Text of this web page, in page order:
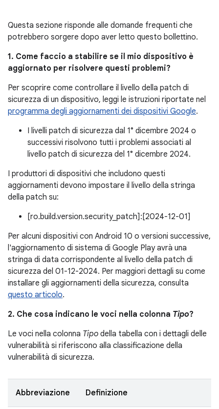
Questa sezione risponde alle domande frequenti che
potrebbero sorgere dopo aver letto questo bollettino.
1. Come faccio a stabilire se il mio dispositivo è
aggiornato per risolvere questi problemi?
Per scoprire come controllare il livello della patch di
sicurezza di un dispositivo, leggi le istruzioni riportate nel
programma degli aggiornamenti dei dispositivi Google.
I livelli patch di sicurezza dal 1° dicembre 2024 o
successivi risolvono tutti i problemi associati al
livello patch di sicurezza del 1° dicembre 2024.
I produttori di dispositivi che includono questi
aggiornamenti devono impostare il livello della stringa
della patch su:
[ro.build.version.security_patch]:[2024-12-01]
Per alcuni dispositivi con Android 10 o versioni successive,
l'aggiornamento di sistema di Google Play avrà una
stringa di data corrispondente al livello della patch di
sicurezza del 01-12-2024. Per maggiori dettagli su come
installare gli aggiornamenti della sicurezza, consulta
questo articolo.
2. Che cosa indicano le voci nella colonna Tipo?
Le voci nella colonna Tipo della tabella con i dettagli delle
vulnerabilità si riferiscono alla classificazione della
vulnerabilità di sicurezza.
Abbreviazione Definizione